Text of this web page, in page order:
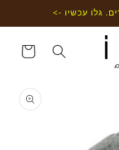
עגלת
קניות